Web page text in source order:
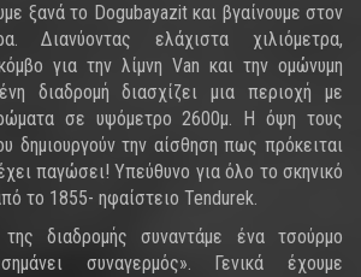
ξανά το Dogubayazit και βγαίνουμε στον
Διανύοντας ελάχιστα χιλιόμετρα,
για την λίμνη Van και την ομώνυμη
διαδρομή διασχίζει μια περιοχή με
σε υψόμετρο 2600μ. Η όψη τους
δημιουργούν την αίσθηση πως πρόκειται
παγώσει! Υπεύθυνο για όλο το σκηνικό
το 1855- ηφαίστειο Tendurek.
διαδρομής συναντάμε ένα τσούρμο
συναγερμός». Γενικά έχουμε